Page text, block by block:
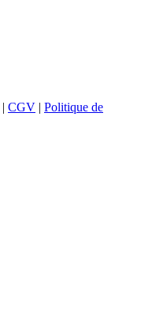
| CGV | Politique de